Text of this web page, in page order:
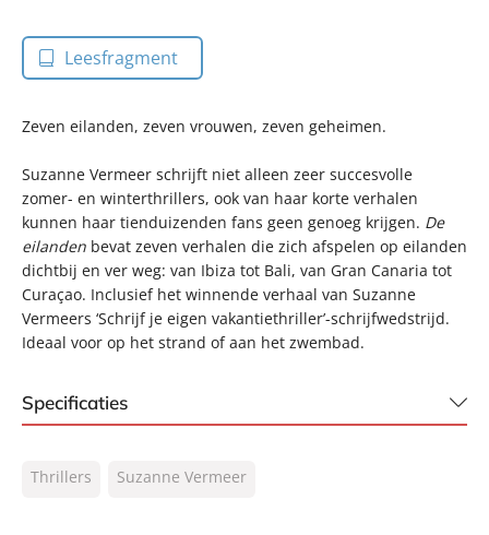
Leesfragment
Zeven eilanden, zeven vrouwen, zeven geheimen.
Suzanne Vermeer schrijft niet alleen zeer succesvolle
zomer- en winterthrillers, ook van haar korte verhalen
kunnen haar tienduizenden fans geen genoeg krijgen. De
eilanden bevat zeven verhalen die zich afspelen op eilanden
dichtbij en ver weg: van Ibiza tot Bali, van Gran Canaria tot
Curaçao. Inclusief het winnende verhaal van Suzanne
Vermeers ‘Schrijf je eigen vakantiethriller’-schrijfwedstrijd.
Ideaal voor op het strand of aan het zwembad.
Specificaties
NUR:
332
Thrillers Suzanne Vermeer